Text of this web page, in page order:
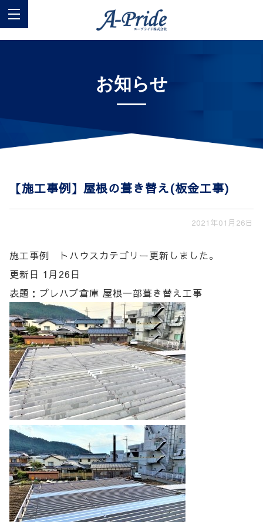
お知らせ
【施工事例】屋根の葺き替え(板金工事)
2021年01月26日
施工事例 トハウスカテゴリー更新しました。
更新日 1月26日
表題：プレハブ倉庫 屋根一部葺き替え工事